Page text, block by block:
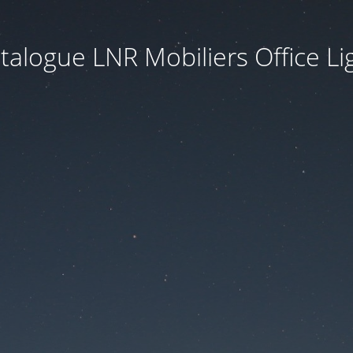
LNR Mobiliers Office